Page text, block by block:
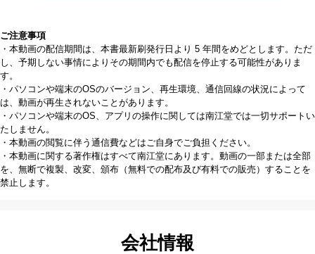
ご注意事項
・本動画の配信期間は、本書最新刷発行日より 5 年間をめどとします。ただ
し、予期しない事情によりその期間内でも配信を停止する可能性がありま
す。
・パソコンや端末のOSのバージョン、再生環境、通信回線の状況によって
は、動画が再生されないことがあります。
・パソコンや端末のOS、アプリの操作に関しては南江堂では一切サポートい
たしません。
・本動画の閲覧に伴う通信費などはご自身でご負担ください。
・本動画に関する著作権はすべて南江堂にあります。動画の一部または全部
を、無断で複製、改変、頒布（無料での配布及び有料での販売）することを
禁止します。
会社情報